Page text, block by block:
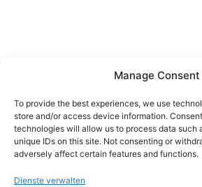
Manage Consent
To provide the best experiences, we use
store and/or access device information.
technologies will allow us to process data such
unique IDs on this site. Not consenting or
adversely affect certain features and functions.
Dienste verwalten